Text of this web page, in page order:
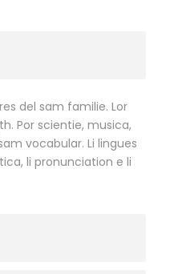
del sam familie. Lor
Por scientie, musica,
vocabular. Li lingues
li pronunciation e li